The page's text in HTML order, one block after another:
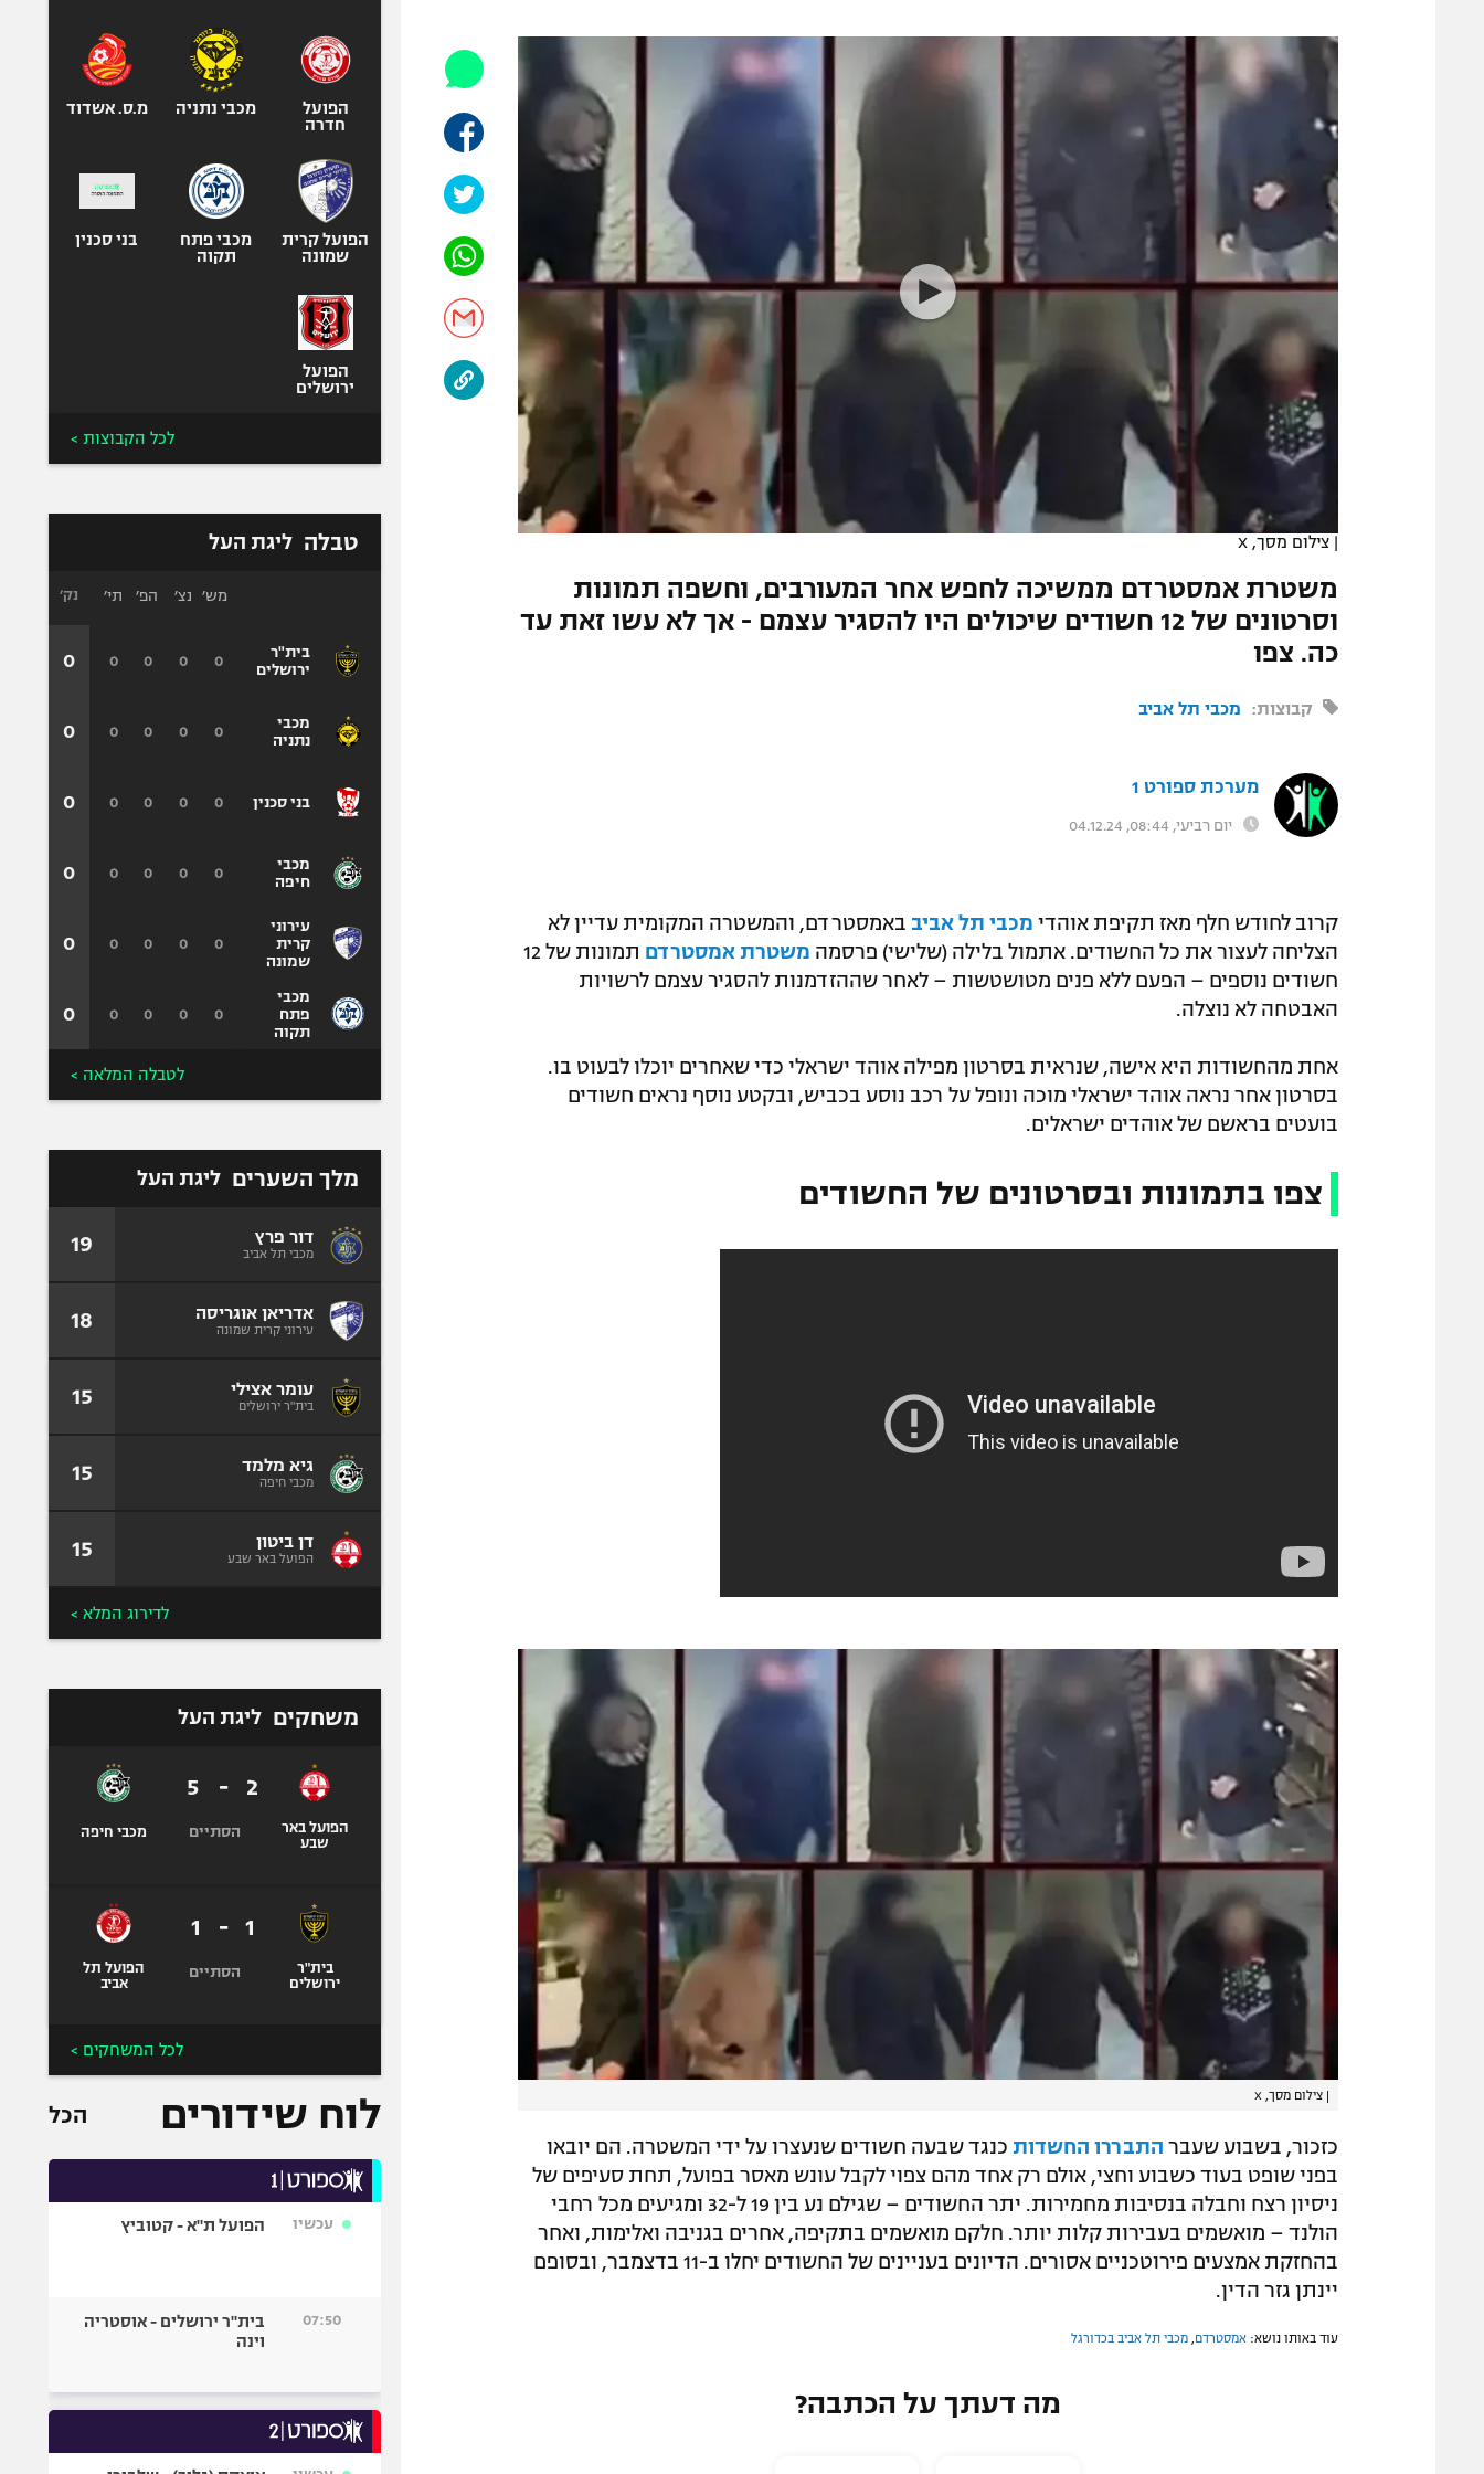
תקנון משתתפים וזוכים בפרסים
תקנון עבור פעילות אלקטרה
תקנון עבור פעילות ספורט 1 – "מרלן"
גיימינג E-Sports
תנאי שימוש
מדיניות פרטיות
תקנון פעילות ספורט 1
רשיון להקרנה פומבית לבית עסק
הצטרפות לחבילת הערוצים
לוח דרושים – ג'ובנט
הפועל תל אביב
הפועל באר שבע
מכבי נתניה
בני יהודה
ליגה סינית
ליגה ברזילאית
אופניים
ספורט מוטורי
כדורמים
בייסבול MLB
ספורט אתגרי
אומנויות לחימה
| צילום מסך, X
משטרת אמסטרדם ממשיכה לחפש אחר המעורבים, וחשפה תמונות
וסרטונים של 12 חשודים שיכולים היו להסגיר עצמם - אך לא עשו זאת עד
כה. צפו
קבוצות: מכבי תל אביב
מערכת ספורט 1
יום רביעי, 08:44, 04.12.24
קרוב לחודש חלף מאז תקיפת אוהדי מכבי תל אביב באמסטרדם, והמשטרה המקומית עדיין לא
הצליחה לעצור את כל החשודים. אתמול בלילה (שלישי) פרסמה משטרת אמסטרדם
תמונות של 12
חשודים נוספים – הפעם ללא פנים מטושטשות – לאחר שההזדמנות להסגיר עצמם לרשויות
האבטחה לא נוצלה.
אחת מהחשודות היא אישה, שנראית בסרטון מפילה אוהד ישראלי כדי שאחרים יוכלו לבעוט בו.
בסרטון אחר נראה אוהד ישראלי מוכה ונופל על רכב נוסע בכביש, ובקטע נוסף נראים חשודים
בועטים בראשם של אוהדים ישראלים.
צפו בתמונות ובסרטונים של החשודים
צילום מסך, X
כזכור, בשבוע שעבר התבררו החשדות כנגד שבעה חשודים שנעצרו על ידי המשטרה. הם יובאו
בפני שופט בעוד כשבוע וחצי, אולם רק אחד מהם צפוי לקבל עונש מאסר בפועל, תחת סעיפים של
ניסיון רצח וחבלה בנסיבות מחמירות. יתר החשודים – שגילם נע בין 19 ל-32 ומגיעים מכל רחבי
הולנד – מואשמים בעבירות קלות יותר. חלקם מואשמים בתקיפה, אחרים בגניבה ואלימות, ואחר
בהחזקת אמצעים פירוטכניים אסורים. הדיונים בעניינים של החשודים יחלו ב-11 בדצמבר, ובסופם
יינתן גזר הדין.
עוד באותו נושא: אמסטרדם, מכבי תל אביב בכדורגל
מה דעתך על הכתבה?
הפועל
חדרה
מכבי נתניה מ.ס. אשדוד
הפועל קרית
שמונה
מכבי פתח
תקוה
בני סכנין
הפועל
ירושלים
לכל הקבוצות >
טבלה ליגת העל
בית"ר
ירושלים
מכבי
נתניה
בני סכנין
מכבי
חיפה
עירוני
קרית
שמונה
מכבי
פתח
תקוה
מש׳ נצ׳ הפ׳ תי׳
0
0
0
0
0
0
0
0
0
0
0
0
0
0
0
0
0
0
0
0
0
0
0
0
נק׳
0
0
0
0
0
0
לטבלה המלאה >
מלך השערים ליגת העל
דור פרץ
מכבי תל אביב 19
אדריאן אוגריסה
עירוני קרית שמונה 18
עומר אצילי
בית"ר ירושלים 15
גיא מלמד
מכבי חיפה 15
דן ביטון
הפועל באר שבע 15
לדירוג המלא >
משחקים ליגת העל
הפועל באר
שבע
2
-
5
הסתיים מכבי חיפה
בית"ר
ירושלים
1
-
1
הסתיים
הפועל תל
אביב
לכל המשחקים >
לוח שידורים הכל
עכשיו הפועל ת"א - קטוביץ
07:50
בית"ר ירושלים - אוסטריה
וינה